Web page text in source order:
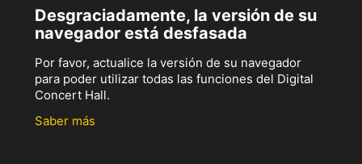
Desgraciadamente, la versión de su
navegador está desfasada
Por favor, actualice la versión de su navegador
para poder utilizar todas las funciones del Digital
Concert Hall.
Saber más